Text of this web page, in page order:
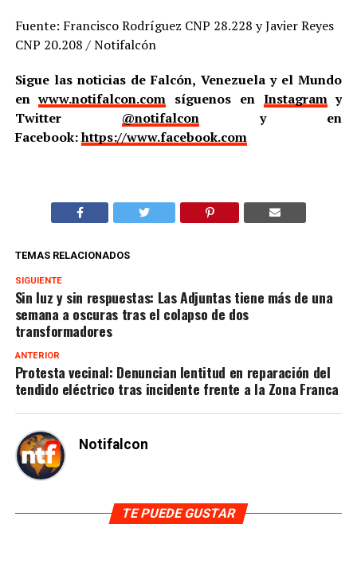
Fuente: Francisco Rodríguez CNP 28.228 y Javier Reyes
CNP 20.208 / Notifalcón
Sigue las noticias de Falcón, Venezuela y el Mundo
enwww.notifalcon.com síguenos en Instagramy
Twitter @notifalcony en
Facebook:https://www.facebook.com
TEMAS RELACIONADOS
SIGUIENTE
Sin luz y sin respuestas: Las Adjuntas tiene más de una
semana a oscuras tras el colapso de dos
transformadores
ANTERIOR
Protesta vecinal: Denuncian lentitud en reparación del
tendido eléctrico tras incidente frente a la Zona Franca
Notifalcon
TE PUEDE GUSTAR